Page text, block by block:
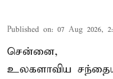
Published on: 07 Aug 2026,
சென்னை,
உலகளாவிய